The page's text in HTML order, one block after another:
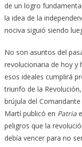
de un logro
la idea de la
nociva siguió siendo
No son asuntos del
revolucionaria de hoy y
esos ideales cumplirá
triunfo de la
brújula del
Martí publicó en Patria
peligros que la
debía vencer para no